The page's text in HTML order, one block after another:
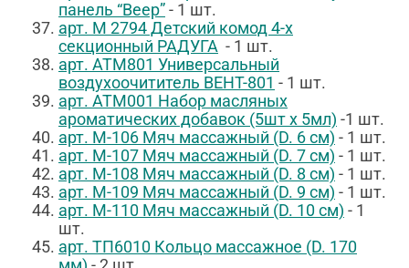
панель “Веер”- 1 шт.
арт. М 2794 Детский комод 4-х
секционный РАДУГА - 1 шт.
арт. АТМ801 Универсальный
воздухоочититель ВЕНТ-801 - 1 шт.
арт. АТМ001 Набор масляных
ароматических добавок (5шт х 5мл) -1 шт.
арт. М-106 Мяч массажный (D. 6 см) - 1 шт.
арт. М-107 Мяч массажный (D. 7 см) - 1 шт.
арт. М-108 Мяч массажный (D. 8 см) - 1 шт.
арт. М-109 Мяч массажный (D. 9 см) - 1 шт.
арт. М-110 Мяч массажный (D. 10 см) - 1
шт.
арт. ТП6010 Кольцо массажное (D. 170